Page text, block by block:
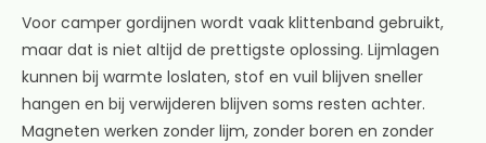
Voor camper gordijnen wordt vaak klittenband gebruikt,
maar dat is niet altijd de prettigste oplossing. Lijmlagen
kunnen bij warmte loslaten, stof en vuil blijven sneller
hangen en bij verwijderen blijven soms resten achter.
Magneten werken zonder lijm, zonder boren en zonder